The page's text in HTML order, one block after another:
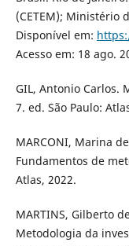
(CETEM); Ministério
Disponível em:
Acesso em: 18 ago.
GIL, Antonio Carlos.
7. ed. São Paulo:
MARCONI, Marina
Fundamentos de
Atlas, 2022.
MARTINS, Gilberto
Metodologia da